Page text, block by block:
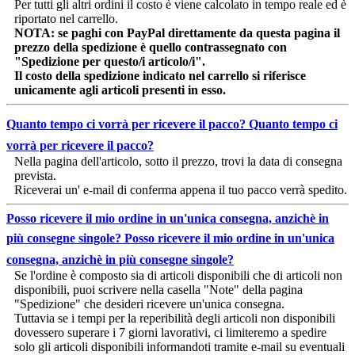
Per tutti gli altri ordini il costo è viene calcolato in tempo reale ed è
riportato nel carrello.
NOTA: se paghi con PayPal direttamente da questa pagina il
prezzo della spedizione è quello contrassegnato con
"Spedizione per questo/i articolo/i".
Il costo della spedizione indicato nel carrello si riferisce
unicamente agli articoli presenti in esso.
Quanto tempo ci vorrà per ricevere il pacco? Quanto tempo ci
vorrà per ricevere il pacco?
Nella pagina dell'articolo, sotto il prezzo, trovi la data di consegna
prevista.
Riceverai un' e-mail di conferma appena il tuo pacco verrà spedito.
Posso ricevere il mio ordine in un'unica consegna, anzichè in
più consegne singole? Posso ricevere il mio ordine in un'unica
consegna, anzichè in più consegne singole?
Se l'ordine è composto sia di articoli disponibili che di articoli non
disponibili, puoi scrivere nella casella "Note" della pagina
"Spedizione" che desideri ricevere un'unica consegna.
Tuttavia se i tempi per la reperibilità degli articoli non disponibili
dovessero superare i 7 giorni lavorativi, ci limiteremo a spedire
solo gli articoli disponibili informandoti tramite e-mail su eventuali